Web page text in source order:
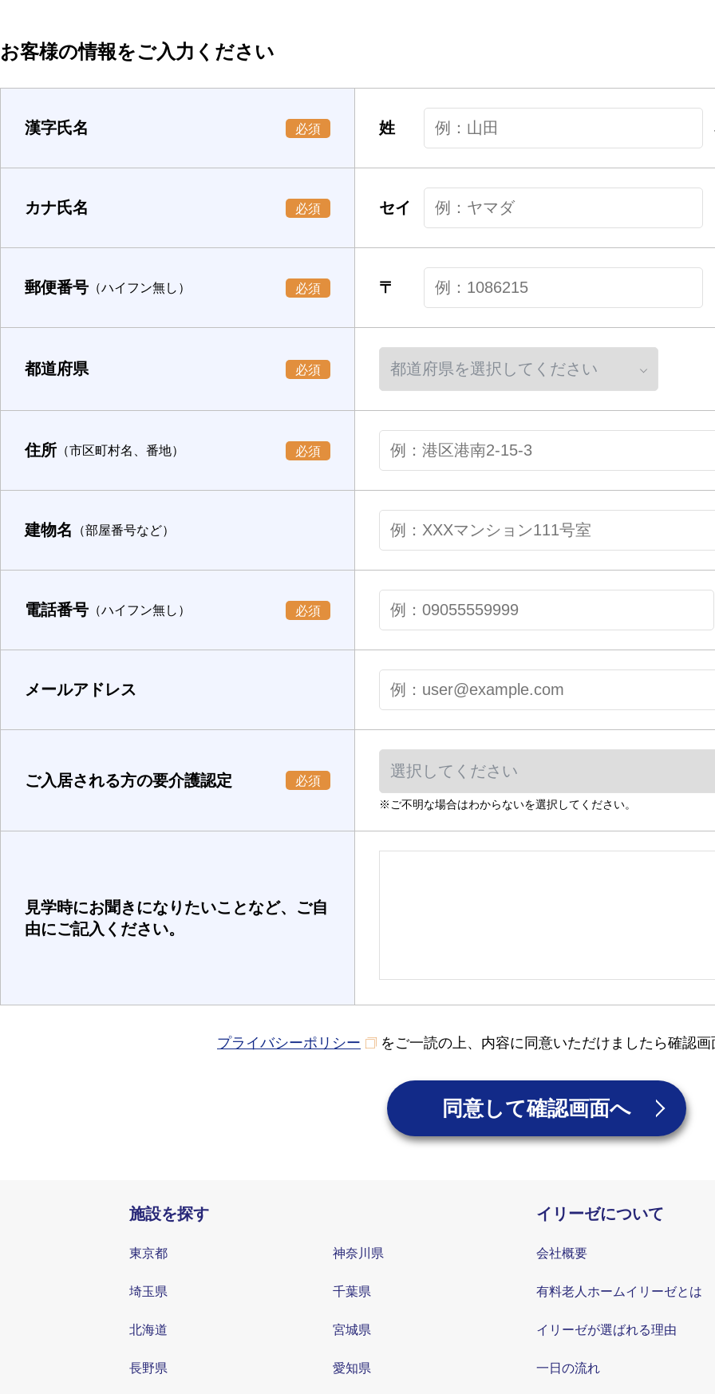
お客様の情報をご入力ください
漢字氏名 必須 姓
カナ氏名 必須 セイ
郵便番号 （ハイフン無し） 必須 〒
都道府県 必須
住所 （市区町村名、番地） 必須
建物名 （部屋番号など）
電話番号 （ハイフン無し） 必須
メールアドレス
ご入居される方の要介護認定 必須
※ご不明な場合はわからないを選択してください。
見学時にお聞きになりたいことなど、ご自
由にご記入ください。
プライバシーポリシー をご一読の上、内容に同意いただけましたら確認
同意して確認画面へ
施設を探す
東京都 神奈川県
埼玉県 千葉県
北海道 宮城県
長野県 愛知県
イリーゼについて
会社概要
有料老人ホームイリーゼとは
イリーゼが選ばれる理由
一日の流れ